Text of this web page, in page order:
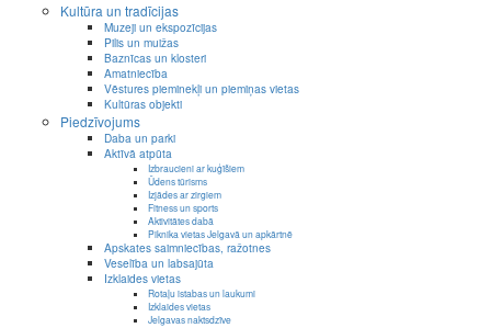
Kultūra un tradīcijas
Muzeji un ekspozīcijas
Pilis un muižas
Baznīcas un klosteri
Amatniecība
Vēstures pieminekļi un piemiņas vietas
Kultūras objekti
Piedzīvojums
Daba un parki
Aktīvā atpūta
Izbraucieni ar kuģīšiem
Ūdens tūrisms
Izjādes ar zirgiem
Fitness un sports
Aktivitātes dabā
Piknika vietas Jelgavā un apkārtnē
Apskates saimniecības, ražotnes
Veselība un labsajūta
Izklaides vietas
Rotaļu istabas un laukumi
Izklaides vietas
Jelgavas naktsdzīve